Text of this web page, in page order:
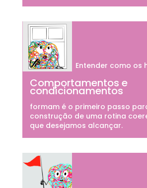
Comportamentos e
condicionamentos
Entender como os
formam é o primeiro passo
construção de uma rotina
que desejamos alcançar.